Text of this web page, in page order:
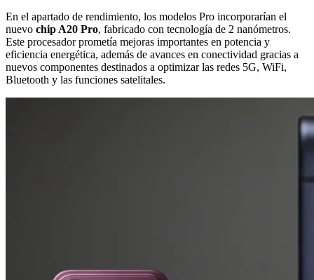
En el apartado de rendimiento, los modelos Pro incorporarían el
nuevo chip A20 Pro, fabricado con tecnología de 2 nanómetros.
Este procesador prometía mejoras importantes en potencia y
eficiencia energética, además de avances en conectividad gracias a
nuevos componentes destinados a optimizar las redes 5G, WiFi,
Bluetooth y las funciones satelitales.